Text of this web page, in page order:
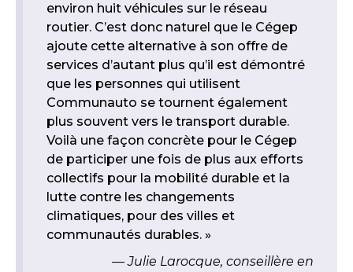
environ huit véhicules sur le réseau
routier. C’est donc naturel que le Cégep
ajoute cette alternative à son offre de
services d’autant plus qu’il est démontré
que les personnes qui utilisent
Communauto se tournent également
plus souvent vers le transport durable.
Voilà une façon concrète pour le Cégep
de participer une fois de plus aux efforts
collectifs pour la mobilité durable et la
lutte contre les changements
climatiques, pour des villes et
communautés durables. »
Julie Larocque, conseillère en